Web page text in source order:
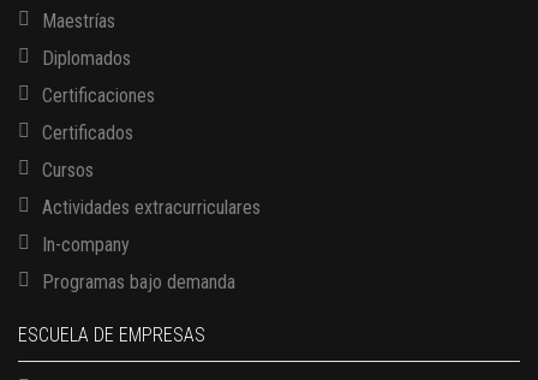
Maestrías
Diplomados
Certificaciones
Certificados
Cursos
Actividades extracurriculares
In-company
Programas bajo demanda
ESCUELA DE EMPRESAS